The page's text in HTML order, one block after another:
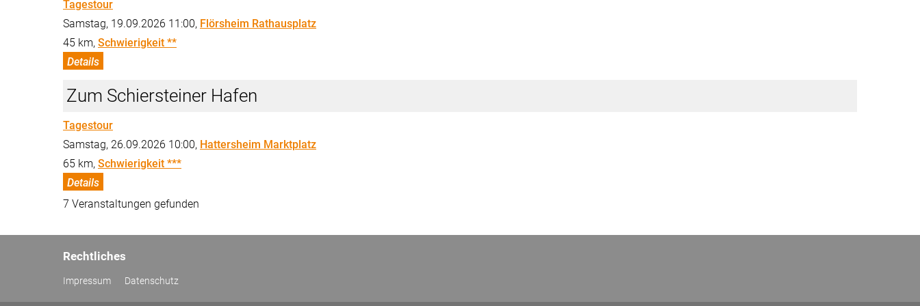
Tagestour
Samstag, 19.09.2026 11:00, Flörsheim Rathausplatz
45 km, Schwierigkeit **
Details
Zum Schiersteiner Hafen
Tagestour
Samstag, 26.09.2026 10:00, Hattersheim Marktplatz
65 km, Schwierigkeit ***
Details
7 Veranstaltungen gefunden
Rechtliches
Impressum Datenschutz